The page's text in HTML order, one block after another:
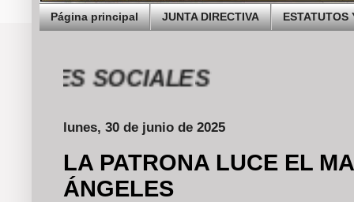
Página principal JUNTA DIRECTIVA ESTATUTOS
lunes, 30 de junio de 2025
LA PATRONA LUCE EL
ÁNGELES